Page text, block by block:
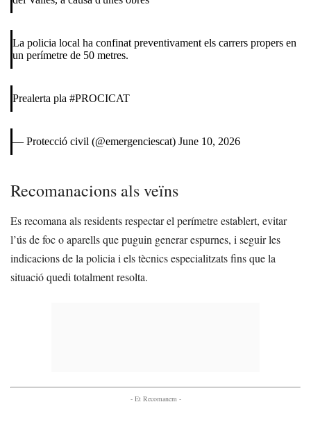
La policia local ha confinat preventivament els carrers propers en
un perímetre de 50 metres.
Prealerta pla #PROCICAT
— Protecció civil (@emergenciescat) June 10, 2026
Recomanacions als veïns
Es recomana als residents respectar el perímetre establert, evitar
l’ús de foc o aparells que puguin generar espurnes, i seguir les
indicacions de la policia i els tècnics especialitzats fins que la
situació quedi totalment resolta.
- Et Recomanem -